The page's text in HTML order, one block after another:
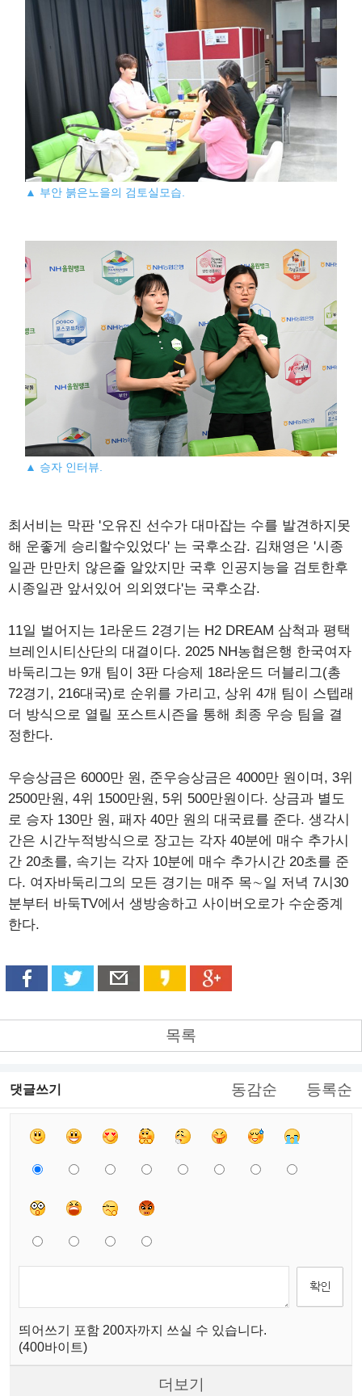
▲ 부안 붉은노을의 검토실모습.
▲ 승자 인터뷰.
최서비는 막판 '오유진 선수가 대마잡는 수를 발견하지못
해 운좋게 승리할수있었다' 는 국후소감. 김채영은 '시종
일관 만만치 않은줄 알았지만 국후 인공지능을 검토한후
시종일관 앞서있어 의외였다'는 국후소감.
11일 벌어지는 1라운드 2경기는 H2 DREAM 삼척과 평택
브레인시티산단의 대결이다. 2025 NH농협은행 한국여자
바둑리그는 9개 팀이 3판 다승제 18라운드 더블리그(총
72경기, 216대국)로 순위를 가리고, 상위 4개 팀이 스텝래
더 방식으로 열릴 포스트시즌을 통해 최종 우승 팀을 결
정한다.
우승상금은 6000만 원, 준우승상금은 4000만 원이며, 3위
2500만원, 4위 1500만원, 5위 500만원이다. 상금과 별도
로 승자 130만 원, 패자 40만 원의 대국료를 준다. 생각시
간은 시간누적방식으로 장고는 각자 40분에 매수 추가시
간 20초를, 속기는 각자 10분에 매수 추가시간 20초를 준
다. 여자바둑리그의 모든 경기는 매주 목∼일 저녁 7시30
분부터 바둑TV에서 생방송하고 사이버오로가 수순중계
한다.
목록
댓글쓰기 동감순 등록순
띄어쓰기 포함 200자까지 쓰실 수 있습니다.
(400바이트)
더보기